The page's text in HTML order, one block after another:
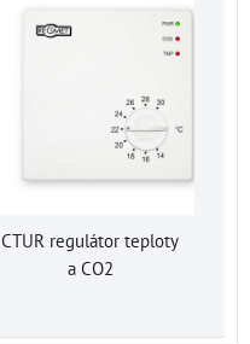
CTUR regulátor teploty
a CO2